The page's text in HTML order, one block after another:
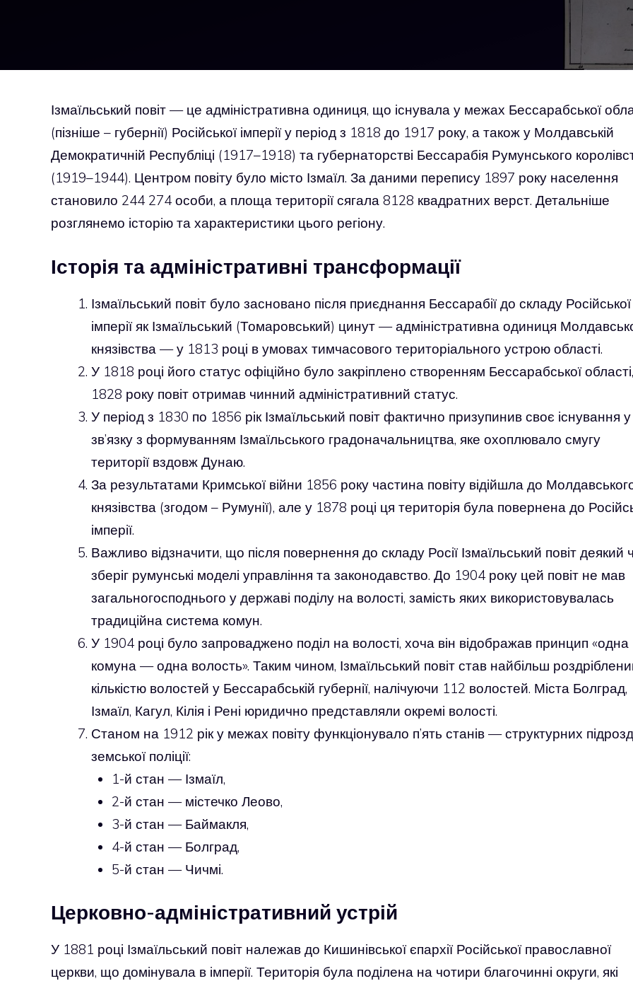
Ізмаїльський повіт — це адміністративна одиниця, що існувала у межах Бессарабської
(пізніше – губернії) Російської імперії у період з 1818 до 1917 року, а також у Молдавській
Демократичній Республіці (1917–1918) та губернаторстві Бессарабія Румунського
(1919–1944). Центром повіту було місто Ізмаїл. За даними перепису 1897 року населення
становило 244 274 особи, а площа території сягала 8128 квадратних верст. Детальніше
розглянемо історію та характеристики цього регіону.
Історія та адміністративні трансформації
Ізмаїльський повіт було засновано після приєднання Бессарабії до складу Російської
імперії як Ізмаїльський (Томаровський) цинут — адміністративна одиниця
князівства — у 1813 році в умовах тимчасового територіального устрою області.
У 1818 році його статус офіційно було закріплено створенням Бессарабської
1828 року повіт отримав чинний адміністративний статус.
У період з 1830 по 1856 рік Ізмаїльський повіт фактично призупинив своє існування у
зв’язку з формуванням Ізмаїльського градоначальництва, яке охоплювало смугу
території вздовж Дунаю.
За результатами Кримської війни 1856 року частина повіту відійшла до
князівства (згодом – Румунії), але у 1878 році ця територія була повернена до
імперії.
Важливо відзначити, що після повернення до складу Росії Ізмаїльський повіт деякий
зберіг румунські моделі управління та законодавство. До 1904 року цей повіт не мав
загальногосподнього у державі поділу на волості, замість яких використовувалась
традиційна система комун.
У 1904 році було запроваджено поділ на волості, хоча він відображав принцип «одна
комуна — одна волость». Таким чином, Ізмаїльський повіт став найбільш
кількістю волостей у Бессарабській губернії, налічуючи 112 волостей. Міста Болград,
Ізмаїл, Кагул, Кілія і Рені юридично представляли окремі волості.
Станом на 1912 рік у межах повіту функціонувало п’ять станів — структурних
земської поліції:
1-й стан — Ізмаїл,
2-й стан — містечко Леово,
3-й стан — Баймакля,
4-й стан — Болград,
5-й стан — Чичмі.
Церковно-адміністративний устрій
У 1881 році Ізмаїльський повіт належав до Кишинівської єпархії Російської православної
церкви, що домінувала в імперії. Територія була поділена на чотири благочинні округи, які